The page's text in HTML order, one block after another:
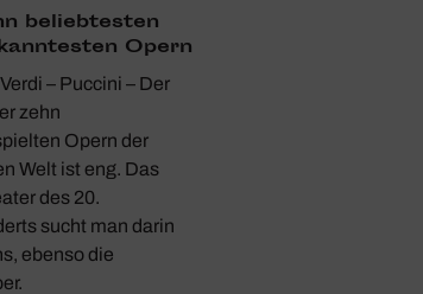
belieb­testen
Opern
– Puccini – Der
zehn
Opern der
Welt ist eng. Das
des 20.
sucht man darin
ebenso die